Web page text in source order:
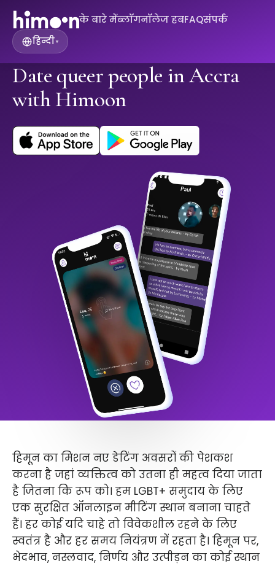
के बारे मेंब्लॉगनॉलेज हबFAQसंपर्क
हिन्दी▾
Date queer people in Accra
with Himoon
हिमून का मिशन नए डेटिंग अवसरों की पेशकश
करना है जहां व्यक्तित्व को उतना ही महत्व दिया जाता
है जितना कि रूप को। हम LGBT+ समुदाय के लिए
एक सुरक्षित ऑनलाइन मीटिंग स्थान बनाना चाहते
हैं। हर कोई यदि चाहे तो विवेकशील रहने के लिए
स्वतंत्र है और हर समय नियंत्रण में रहता है। हिमून पर,
भेदभाव, नस्लवाद, निर्णय और उत्पीड़न का कोई स्थान